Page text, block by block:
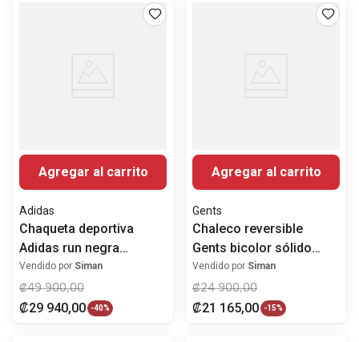
Agregar al carrito
Adidas
Chaqueta deportiva
Adidas run negra
estampada para hombre
Vendido por Siman
₡49 900,00
₡29 940,00 -40%
Agregar al carrito
Gents
Chaleco reversible
Gents bicolor sólido
para hombre
Vendido por Siman
₡24 900,00
₡21 165,00 -15%